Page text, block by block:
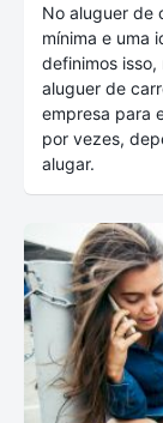
No aluguer de
mínima e uma
definimos
aluguer de
empresa para
por vezes,
alugar.